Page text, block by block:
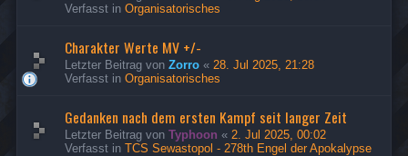
Verfasst in Organisatorisches
Charakter Werte MV +/-
Letzter Beitrag von Zorro « 28. Jul 2025, 21:28
Verfasst in Organisatorisches
Gedanken nach dem ersten Kampf seit langer Zeit
Letzter Beitrag von Typhoon « 2. Jul 2025, 00:02
Verfasst in TCS Sewastopol - 278th Engel der Apokalypse